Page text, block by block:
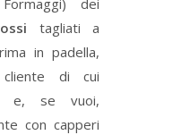
dei
tagliati a
in padella,
di cui
e, se vuoi,
con capperi